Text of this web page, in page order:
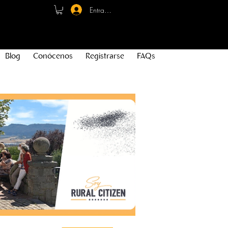
Entrar - Registro
Blog Conócenos Registrarse FAQs